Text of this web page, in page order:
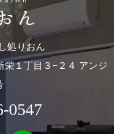
処りおん
１丁目３−２４ アンジ
0547